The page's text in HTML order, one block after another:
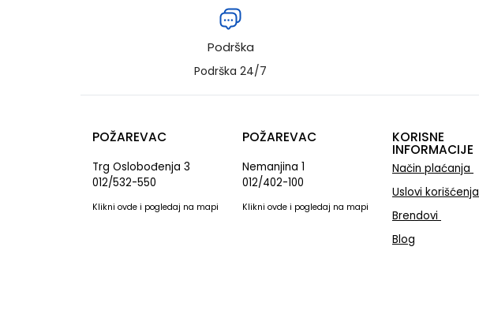
Podrška
Podrška 24/7
POŽAREVAC
Trg Oslobođenja 3
012/532-550
Klikni ovde i pogledaj na mapi
POŽAREVAC
Nemanjina 1
012/402-100
Klikni ovde i pogledaj na mapi
KORISNE
INFORMACIJE
Način plaćanja
Uslovi korišćenja
Brendovi
Blog